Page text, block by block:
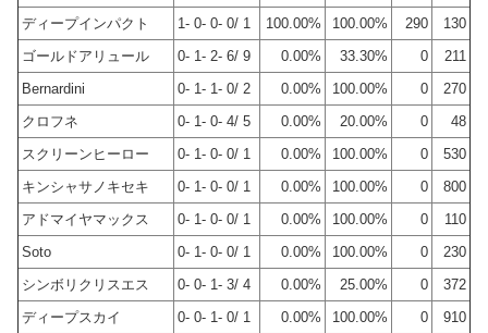
ディープインパクト
1- 0- 0- 0/ 1 100.00% 100.00% 290
130
ゴールドアリュール
0- 1- 2- 6/ 9 0.00% 33.30% 0
211
Bernardini
0- 1- 1- 0/ 2 0.00% 100.00% 0
270
クロフネ
0- 1- 0- 4/ 5 0.00% 20.00% 0
48
スクリーンヒーロー
0- 1- 0- 0/ 1 0.00% 100.00% 0
530
キンシャサノキセキ
0- 1- 0- 0/ 1 0.00% 100.00% 0
800
アドマイヤマックス
0- 1- 0- 0/ 1 0.00% 100.00% 0
110
Soto
0- 1- 0- 0/ 1 0.00% 100.00% 0
230
シンボリクリスエス
0- 0- 1- 3/ 4 0.00% 25.00% 0
372
ディープスカイ
0- 0- 1- 0/ 1 0.00% 100.00% 0
910